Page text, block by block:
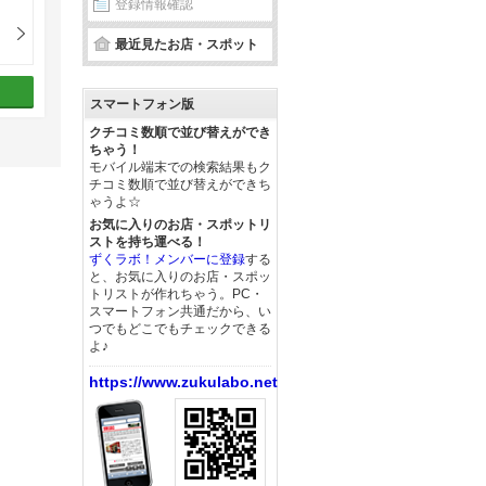
登録情報確認
最近見たお店・スポット
スマートフォン版
クチコミ数順で並び替えができ
ちゃう！
モバイル端末での検索結果もク
チコミ数順で並び替えができち
ゃうよ☆
お気に入りのお店・スポットリ
ストを持ち運べる！
ずくラボ！メンバーに登録する
と、お気に入りのお店・スポッ
トリストが作れちゃう。PC・
スマートフォン共通だから、い
つでもどこでもチェックできる
よ♪
https://www.zukulabo.net/